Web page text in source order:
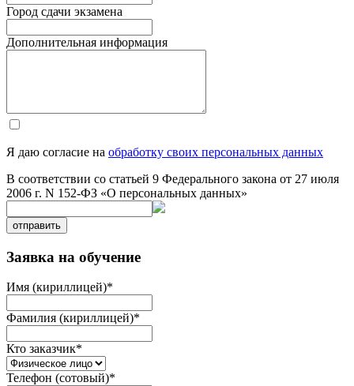
Город сдачи экзамена
Дополнительная информация
Я даю согласие на обработку своих персональных данных
В соответствии со статьей 9 Федерального закона от 27 июля
2006 г. N 152-ФЗ «О персональных данных»
отправить
Заявка на обучение
Имя (кириллицей)*
Фамилия (кириллицей)*
Кто заказчик*
Телефон (сотовый)*